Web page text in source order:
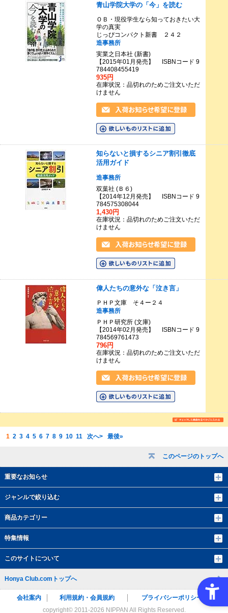
このページのトップへ
重要なお知らせ
ジャンルで絞り込む
商品カテゴリー
特集情報
このサイトについて
青山学院大学の「今」を読む
ＯＢ・現役学生なら知っておきたい大
学の真実
じっぴコンパクト新書 ２４２
造事務所
実業之日本社 (新書)
【2015年01月発売】 ISBNコード 9
784408455419
935円
在庫状況：品切れのためご注文いただ
けません
知らないと損するシニア割引徹底
活用ガイド
造事務所
双葉社 (Ｂ６)
【2014年12月発売】 ISBNコード 9
784575308044
1,430円
在庫状況：品切れのためご注文いただ
けません
偉人たちの意外な「泣き言」
ＰＨＰ文庫 そ４ー２４
造事務所
ＰＨＰ研究所 (文庫)
【2014年02月発売】 ISBNコード 9
784569761473
796円
在庫状況：品切れのためご注文いただ
けません
1 2 3 4 5 6 7 8 9 10 11 次へ> 最後»
Honya Club.comトップへ
会社案内 利用規約・会員規約
プライバシーポリシー
copyright© 2011-2026 NIPPAN All Rights Reserved.